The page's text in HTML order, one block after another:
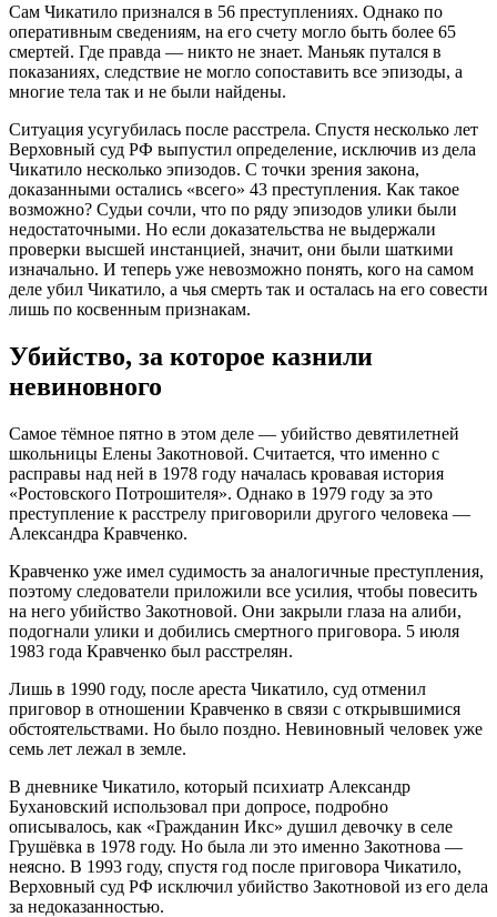
Сам Чикатило признался в 56 преступлениях. Однако по
оперативным сведениям, на его счету могло быть более 65
смертей. Где правда — никто не знает. Маньяк путался в
показаниях, следствие не могло сопоставить все эпизоды, а
многие тела так и не были найдены.
Ситуация усугубилась после расстрела. Спустя несколько лет
Верховный суд РФ выпустил определение, исключив из дела
Чикатило несколько эпизодов. С точки зрения закона,
доказанными остались «всего» 43 преступления. Как такое
возможно? Судьи сочли, что по ряду эпизодов улики были
недостаточными. Но если доказательства не выдержали
проверки высшей инстанцией, значит, они были шаткими
изначально. И теперь уже невозможно понять, кого на самом
деле убил Чикатило, а чья смерть так и осталась на его совести
лишь по косвенным признакам.
Убийство, за которое казнили
невиновного
Самое тёмное пятно в этом деле — убийство девятилетней
школьницы Елены Закотновой. Считается, что именно с
расправы над ней в 1978 году началась кровавая история
«Ростовского Потрошителя». Однако в 1979 году за это
преступление к расстрелу приговорили другого человека —
Александра Кравченко.
Кравченко уже имел судимость за аналогичные преступления,
поэтому следователи приложили все усилия, чтобы повесить
на него убийство Закотновой. Они закрыли глаза на алиби,
подогнали улики и добились смертного приговора. 5 июля
1983 года Кравченко был расстрелян.
Лишь в 1990 году, после ареста Чикатило, суд отменил
приговор в отношении Кравченко в связи с открывшимися
обстоятельствами. Но было поздно. Невиновный человек уже
семь лет лежал в земле.
В дневнике Чикатило, который психиатр Александр
Бухановский использовал при допросе, подробно
описывалось, как «Гражданин Икс» душил девочку в селе
Грушёвка в 1978 году. Но была ли это именно Закотнова —
неясно. В 1993 году, спустя год после приговора Чикатило,
Верховный суд РФ исключил убийство Закотновой из его дела
за недоказанностью.